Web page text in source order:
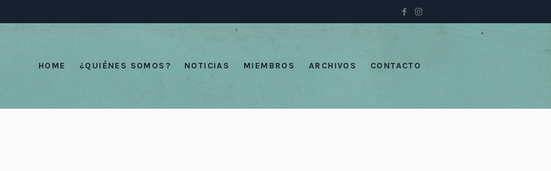
HOME ¿QUIÉNES SOMOS? NOTICIAS MIEMBROS ARCHIVOS CONTACTO